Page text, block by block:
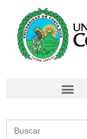
contenido
Search
for: